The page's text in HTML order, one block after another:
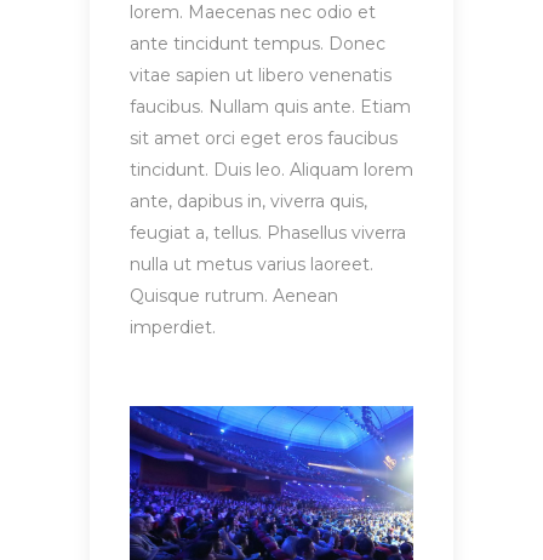
lorem. Maecenas nec odio et
ante tincidunt tempus. Donec
vitae sapien ut libero venenatis
faucibus. Nullam quis ante. Etiam
sit amet orci eget eros faucibus
tincidunt. Duis leo. Aliquam lorem
ante, dapibus in, viverra quis,
feugiat a, tellus. Phasellus viverra
nulla ut metus varius laoreet.
Quisque rutrum. Aenean
imperdiet.